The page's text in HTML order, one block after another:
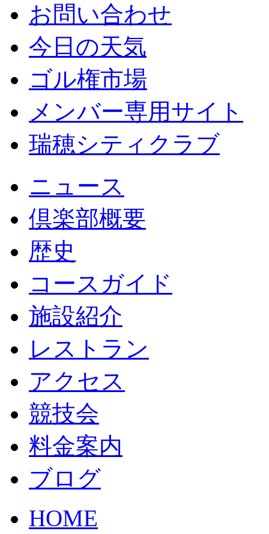
お問い合わせ
今日の天気
ゴル権市場
メンバー専用サイト
瑞穂シティクラブ
ニュース
倶楽部概要
歴史
コースガイド
施設紹介
レストラン
アクセス
競技会
料金案内
ブログ
HOME